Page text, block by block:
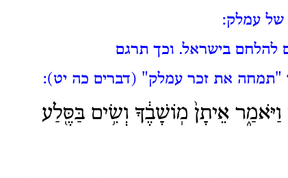
של עמלק:
להלחם בישראל. וכך תרגם
"תמחה את זכר עמלק" (דברים כה יט):
אֵיתָן֙ מֽוֹשָׁבֶ֔ךָ וְשִׂ֥ים בַּסֶּ֖לַע